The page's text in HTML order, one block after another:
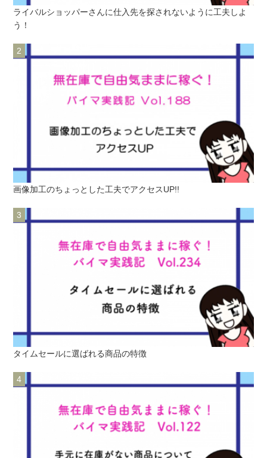
ライバルショッパーさんに仕入先を探されないように工夫しよ
う！
画像加工のちょっとした工夫でアクセスUP!!
タイムセールに選ばれる商品の特徴